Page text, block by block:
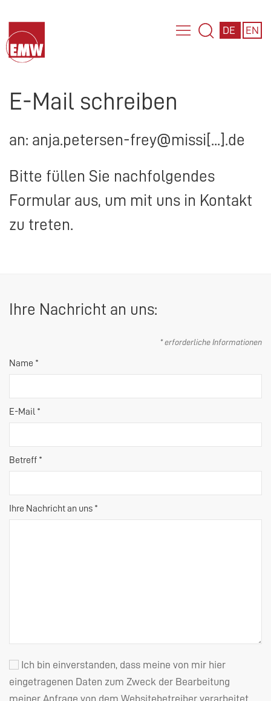
DE EN
E-Mail schreiben
an: anja.petersen-frey@missi[...].de
Bitte füllen Sie nachfolgendes
Formular aus, um mit uns in Kontakt
zu treten.
Ihre Nachricht an uns:
* erforderliche Informationen
Name *
E-Mail *
Betreff *
Ihre Nachricht an uns *
Ich bin einverstanden, dass meine von mir hier
eingetragenen Daten zum Zweck der Bearbeitung
meiner Anfrage von dem Websitebetreiber verarbeitet